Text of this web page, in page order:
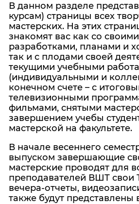
В данном разделе
курсам) страницы всех
мастерских. На этих
знакомят вас как со своими
разработками, планами и
так и с плодами своей
текущими учебными
(индивидуальными и
конечном счете – с
телевизионными
фильмами, снятыми
завершением учебы
мастерской на факультете.
В начале весеннего
выпуском завершающие
мастерские проводят для
преподавателей ВШТ свои
вечера-отчеты,
также будут представлены